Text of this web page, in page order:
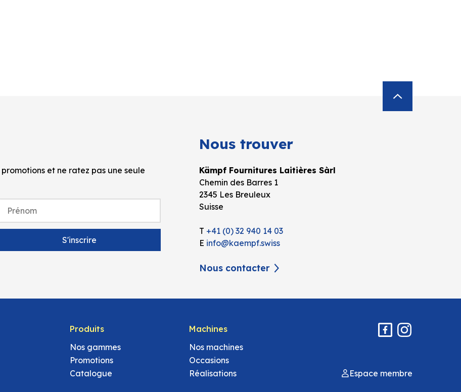
et ne ratez pas une seule
Nous trouver
Kämpf Fournitures Laitières Sàrl
Chemin des Barres 1
2345 Les Breuleux
Suisse
T +41 (0) 32 940 14 03
E info@kaempf.swiss
Nous contacter
Produits
Nos gammes
Promotions
Catalogue
Machines
Nos machines
Occasions
Réalisations
Espace membre